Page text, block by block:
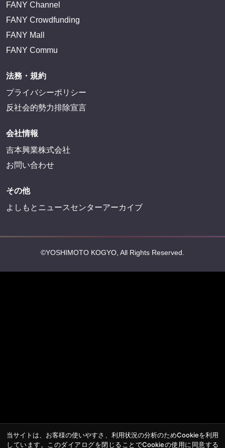
FANY Channel
FANY Crowdfunding
FANY Mall
FANY Commu
法務・規約
プライバシーポリシー
反社会的勢力排除宣言
会社情報
吉本興業株式会社
お問い合わせ
その他
よしもとニュースセンターアーカイブ
©YOSHIMOTO KOGYO, All Rights Reserved.
当サイトは、お客様の使いやすさ、利用状況の分析のためCookieを利用
しています。このダイアログを閉じることでCookieの使用に同意する